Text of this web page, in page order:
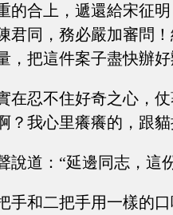
的合上，遞還給宋征
君同，務必嚴加審問
，把這件案子盡快辦
在忍不住好奇之心，
？我心里癢癢的，跟
說道：“延邊同志，這
手和二把手用一樣的